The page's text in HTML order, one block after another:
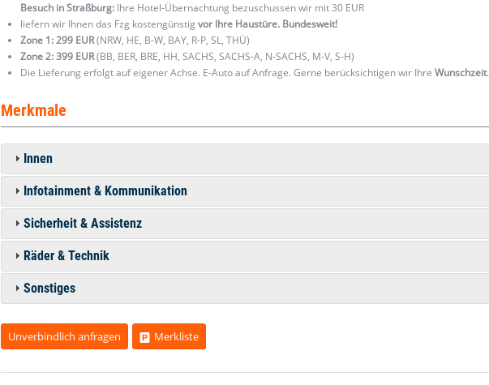
Besuch in Straßburg: Ihre Hotel-Übernachtung bezuschussen wir mit 30 EUR
liefern wir Ihnen das Fzg kostengünstigvor Ihre Haustüre. Bundesweit!
Zone 1: 299 EUR(NRW, HE, B-W, BAY, R-P, SL, THÜ)
Zone 2: 399 EUR(BB, BER, BRE, HH, SACHS, SACHS-A, N-SACHS, M-V, S-H)
Die Lieferung erfolgt auf eigener Achse. E-Auto auf Anfrage. Gerne berücksichtigen wir IhreWunschzeit.
Merkmale
Innen
Infotainment & Kommunikation
Sicherheit & Assistenz
Räder & Technik
Sonstiges
Unverbindlich anfragen Merkliste